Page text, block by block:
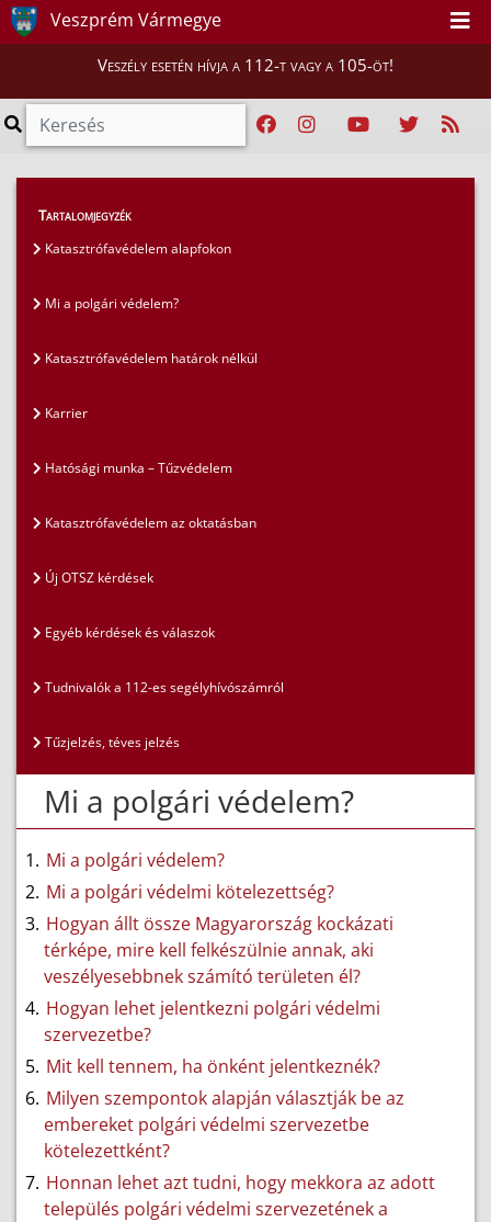
Veszprém Vármegye
Veszély esetén hívja a 112-t vagy a 105-öt!
GYIK > Gyakran ismételt kérdések
Mi a polgári védelem?
Tartalomjegyzék
Katasztrófavédelem alapfokon
Mi a polgári védelem?
Katasztrófavédelem határok nélkül
Karrier
Hatósági munka – Tűzvédelem
Katasztrófavédelem az oktatásban
Új OTSZ kérdések
Egyéb kérdések és válaszok
Tudnivalók a 112-es segélyhívószámról
Tűzjelzés, téves jelzés
Mi a polgári védelem?
Mi a polgári védelem?
Mi a polgári védelmi kötelezettség?
Hogyan állt össze Magyarország kockázati
térképe, mire kell felkészülnie annak, aki
veszélyesebbnek számító területen él?
Hogyan lehet jelentkezni polgári védelmi
szervezetbe?
Mit kell tennem, ha önként jelentkeznék?
Milyen szempontok alapján választják be az
embereket polgári védelmi szervezetbe
kötelezettként?
Honnan lehet azt tudni, hogy mekkora az adott
település polgári védelmi szervezetének a